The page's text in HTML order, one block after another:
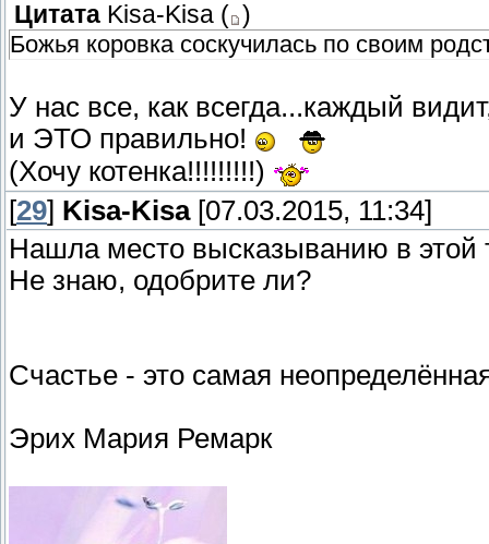
Цитата Kisa-Kisa ( )
Божья коровка соскучилась по своим
У нас все, как всегда...каждый
и ЭТО правильно!
(Хочу котенка!!!!!!!!!)
[29] Kisa-Kisa[07.03.2015, 11:34]
Нашла место высказыванию в этой
Не знаю, одобрите ли?
Счастье - это самая
Эрих Мария Ремарк